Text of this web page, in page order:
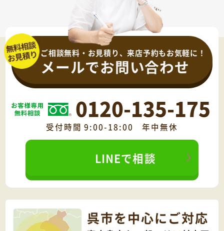
ご相談無料・お見積り、来店予約もお気軽に！
メールでお問い合わせ
0120-135-175
受付時間 9:00-18:00 年中無休
LINEで相談
呉市を中心にご対応